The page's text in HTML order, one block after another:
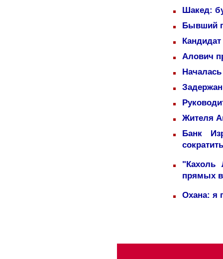
Шакед:
Бывший
Алович
Жителя
Банк
"Кахоль
прямых
Охана: я